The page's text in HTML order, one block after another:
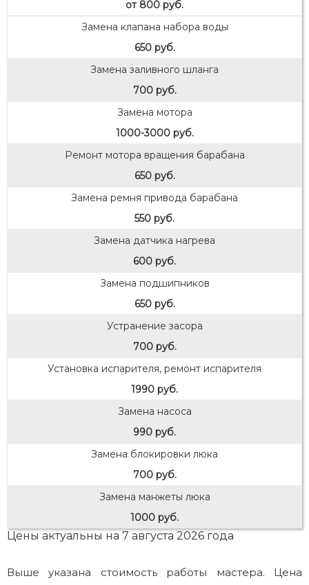
от 800 руб.
Замена клапана набора воды
650 руб.
Замена заливного шланга
700 руб.
Замена мотора
1000-3000 руб.
Ремонт мотора вращения барабана
650 руб.
Замена ремня привода барабана
550 руб.
Замена датчика нагрева
600 руб.
Замена подшипников
650 руб.
Устранение засора
700 руб.
Установка испарителя, ремонт испарителя
1990 руб.
Замена насоса
990 руб.
Замена блокировки люка
700 руб.
Замена манжеты люка
1000 руб.
Цены актуальны на 7 августа 2026 года
Выше указана стоимость работы мастера. Цена